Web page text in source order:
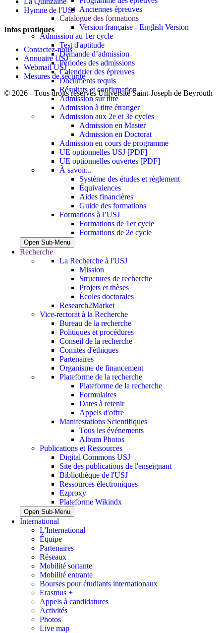
Anciennes épreuves
Catalogue des formations
Version française - English Version
Admission au 1er cycle
Test d'aptitude
Demande d’admission
Périodes des admissions
Calendrier des épreuves
Documents requis
Résultats et confirmation
Admission sur titre
Admission à titre étranger
Admission aux 2e et 3e cycles
Admission en Master
Admission en Doctorat
Admission en cours de programme
UE optionnelles USJ [PDF]
UE optionnelles ouvertes [PDF]
À savoir...
Système des études et règlement
Équivalences
Aides financières
Guide des formations
Formations à l’USJ
Formations de 1er cycle
Formations de 2e cycle
Open Sub-Menu
Recherche
La Recherche à l'USJ
Mission
Structures de recherche
Projets et thèses
Écoles doctorales
Research2Market
Vice-rectorat à la Recherche
Bureau de la recherche
Politiques et procédures
Conseil de la recherche
Comités d'éthiques
Partenaires
Organisme de financement
Plateforme de la recherche
Plateforme de la recherche
Formulaires
Dates à retenir
Appels d'offre
Manifestations Scientifiques
Tous les événements
Album Photos
Publications et Ressources
Digital Commons USJ
Site des publications de l'enseignant
Bibliothèque de l'USJ
Ressources électroniques
Ezproxy
Plateforme Wikindx
Open Sub-Menu
International
L'International
Équipe
Partenaires
Réseaux
Mobilité sortante
Mobilité entrante
Bourses pour étudiants internationaux
Erasmus +
Appels à candidatures
Activités
Photos
Live map
Hymne de l'USJ
Infos pratiques
Contactez-nous
Annuaire USJ
Webmail USJ
Mesures de sécurité
© 2026 - Tous droits réservés Université Saint-Joseph de Beyrouth